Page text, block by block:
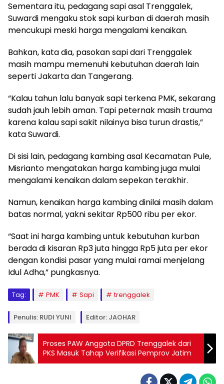
Sementara itu, pedagang sapi asal Trenggalek,
Suwardi mengaku stok sapi kurban di daerah masih
mencukupi meski harga mengalami kenaikan.
Bahkan, kata dia, pasokan sapi dari Trenggalek
masih mampu memenuhi kebutuhan daerah lain
seperti Jakarta dan Tangerang.
“Kalau tahun lalu banyak sapi terkena PMK, sekarang
sudah jauh lebih aman. Tapi peternak masih trauma
karena kalau sapi sakit nilainya bisa turun drastis,”
kata Suwardi.
Di sisi lain, pedagang kambing asal Kecamatan Pule,
Misrianto mengatakan harga kambing juga mulai
mengalami kenaikan dalam sepekan terakhir.
Namun, kenaikan harga kambing dinilai masih dalam
batas normal, yakni sekitar Rp500 ribu per ekor.
“Saat ini harga kambing untuk kebutuhan kurban
berada di kisaran Rp3 juta hingga Rp5 juta per ekor
dengan kondisi pasar yang mulai ramai menjelang
Idul Adha,” pungkasnya.
Tag: PMK Sapi trenggalek
Penulis: RUDI YUNI Editor: JAOHAR
Proses PAW Anggota DPRD Trenggalek dari
PKS Masuk Tahap Verifikasi Pemprov Jatim